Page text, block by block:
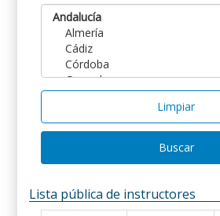
Limpiar
Buscar
Lista pública de instructores